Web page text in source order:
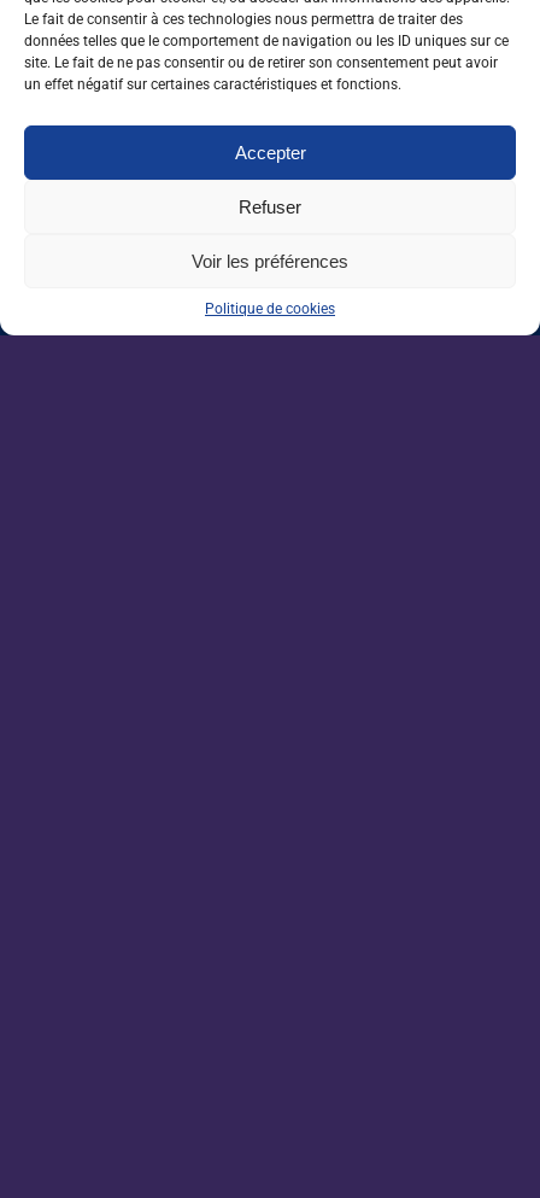
Le fait de consentir à ces technologies nous permettra de traiter des
données telles que le comportement de navigation ou les ID uniques sur ce
site. Le fait de ne pas consentir ou de retirer son consentement peut avoir
un effet négatif sur certaines caractéristiques et fonctions.
Accepter
Refuser
Voir les préférences
Politique de cookies
pour répondre aux attentes sociétales.
Le programme en détail de l’espace Emploi & métiers
Crédit : © SIVAL 2025 – Régine LEMARCHAND